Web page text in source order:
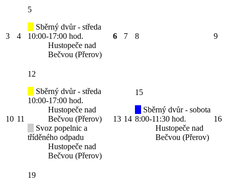
3 4
5
Sběrný dvůr - středa
10:00-17:00 hod.
Hustopeče nad
Bečvou (Přerov)
6 7 8 9
10 11
12
Sběrný dvůr - středa
10:00-17:00 hod.
Hustopeče nad
Bečvou (Přerov)
Svoz popelnic a
tříděného odpadu
Hustopeče nad
Bečvou (Přerov)
13 14
15
Sběrný dvůr - sobota
8:00-11:30 hod.
Hustopeče nad
Bečvou (Přerov)
16
19